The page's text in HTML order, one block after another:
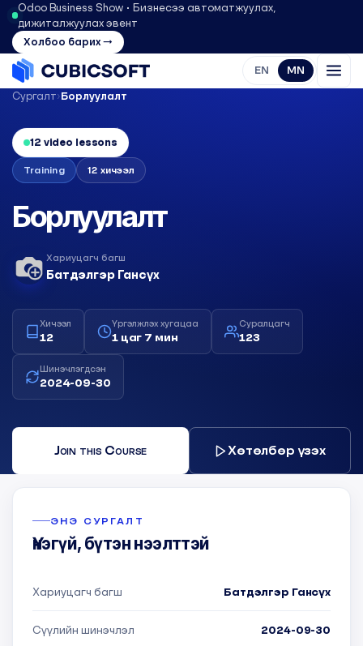
Odoo Business Show • Бизнесээ автоматжуулах,
дижиталжуулах эвент
Холбоо барих →
EN MN
Сургалт›Борлуулалт
Training 12 хичээл
Борлуулалт
Хариуцагч багш
Батдэлгэр Гансүх
Хичээл
12
Үргэлжлэх хугацаа
1 цаг 7 мин
Суралцагч
123
Шинэчлэгдсэн
2024-09-30
Join this Course Хөтөлбөр үзэх
12 video lessons
ЭНЭ СУРГАЛТ
Үнэгүй, бүтэн нээлттэй
Хариуцагч багш Батдэлгэр Гансүх
Сүүлийн шинэчлэл 2024-09-30